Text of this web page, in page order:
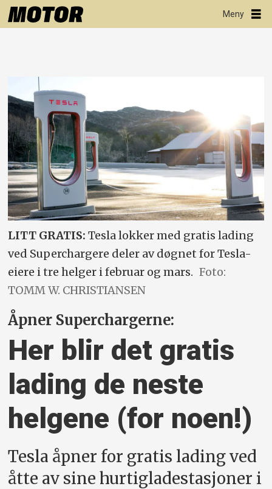
LITT GRATIS: Tesla lokker med gratis lading
ved Superchargere deler av døgnet for Tesla-
eiere i tre helger i februar og mars. Foto:
TOMM W. CHRISTIANSEN
Åpner Superchargerne:
Her blir det gratis
lading de neste
helgene (for noen!)
Tesla åpner for gratis lading ved
åtte av sine hurtigladestasjoner i